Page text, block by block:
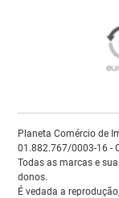
Planeta Comércio de
01.882.767/0003-16 -
Todas as marcas e
donos.
É vedada a